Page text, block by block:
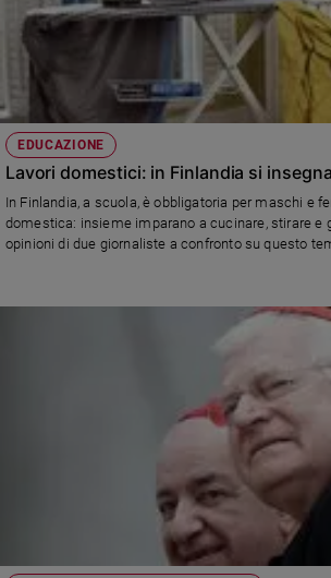
EDUCAZIONE
Lavori domestici: in Finlandia si
In Finlandia, a scuola, è obbligatoria per maschi e
domestica: insieme imparano a cucinare, stirare e
opinioni di due giornaliste a confronto su questo